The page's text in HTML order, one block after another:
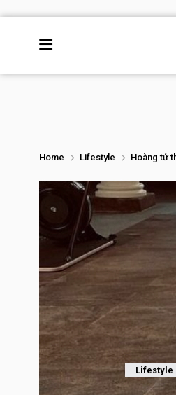
Home Lifestyle Hoàng tử
Lifestyle